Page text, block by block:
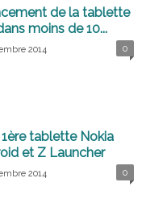
de la tablette
moins de 10...
2014 0
1ère tablette Nokia
et Z Launcher
2014 0